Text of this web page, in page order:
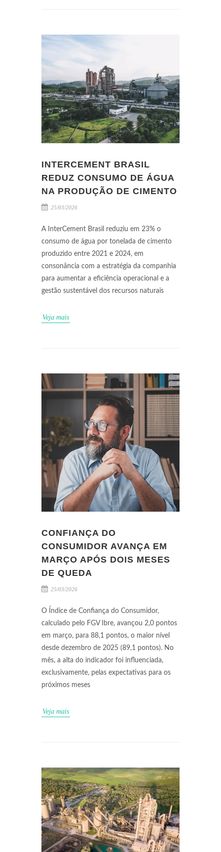
INTERCEMENT BRASIL
REDUZ CONSUMO DE ÁGUA
NA PRODUÇÃO DE CIMENTO
25/03/2026
A InterCement Brasil reduziu em 23% o
consumo de água por tonelada de cimento
produzido entre 2021 e 2024, em
consonância com a estratégia da companhia
para aumentar a eficiência operacional e a
gestão sustentável dos recursos naturais
Veja mais
CONFIANÇA DO
CONSUMIDOR AVANÇA EM
MARÇO APÓS DOIS MESES
DE QUEDA
25/03/2026
O Índice de Confiança do Consumidor,
calculado pelo FGV Ibre, avançou 2,0 pontos
em março, para 88,1 pontos, o maior nível
desde dezembro de 2025 (89,1 pontos). No
mês, a alta do indicador foi influenciada,
exclusivamente, pelas expectativas para os
próximos meses
Veja mais